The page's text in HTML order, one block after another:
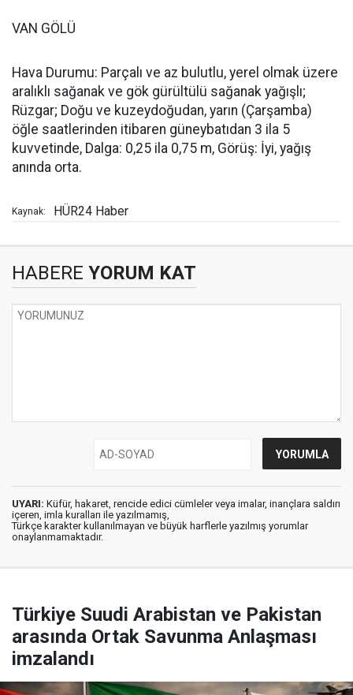
VAN GÖLÜ
Hava Durumu: Parçalı ve az bulutlu, yerel olmak üzere
aralıklı sağanak ve gök gürültülü sağanak yağışlı;
Rüzgar; Doğu ve kuzeydoğudan, yarın (Çarşamba)
öğle saatlerinden itibaren güneybatıdan 3 ila 5
kuvvetinde, Dalga: 0,25 ila 0,75 m, Görüş: İyi, yağış
anında orta.
Kaynak: HÜR24 Haber
HABERE YORUM KAT
UYARI: Küfür, hakaret, rencide edici cümleler veya imalar, inançlara saldırı
içeren, imla kuralları ile yazılmamış,
Türkçe karakter kullanılmayan ve büyük harflerle yazılmış yorumlar
onaylanmamaktadır.
Türkiye Suudi Arabistan ve Pakistan
arasında Ortak Savunma Anlaşması
imzalandı